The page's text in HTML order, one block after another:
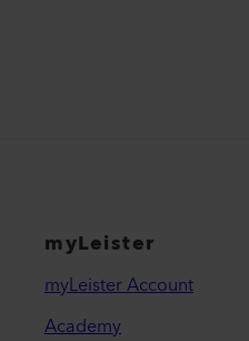
myLeister
myLeister Account
Academy